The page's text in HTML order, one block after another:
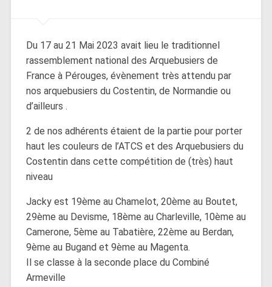
Du 17 au 21 Mai 2023 avait lieu le traditionnel
rassemblement national des Arquebusiers de
France à Pérouges, évènement très attendu par
nos arquebusiers du Costentin, de Normandie ou
d’ailleurs .
2 de nos adhérents étaient de la partie pour porter
haut les couleurs de l’ATCS et des Arquebusiers du
Costentin dans cette compétition de (très) haut
niveau
Jacky est 19ème au Chamelot, 20ème au Boutet,
29ème au Devisme, 18ème au Charleville, 10ème au
Camerone, 5ème au Tabatière, 22ème au Berdan,
9ème au Bugand et 9ème au Magenta.
Il se classe à la seconde place du Combiné
Armeville